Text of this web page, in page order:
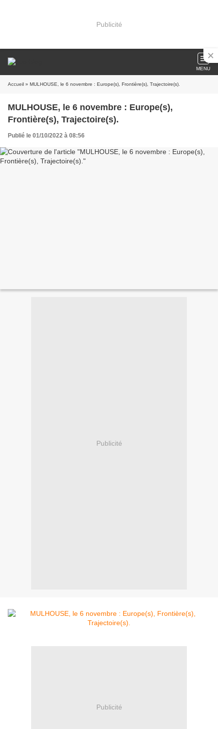
Publicité
MENU
Accueil » MULHOUSE, le 6 novembre : Europe(s), Frontière(s), Trajectoire(s).
MULHOUSE, le 6 novembre : Europe(s),
Frontière(s), Trajectoire(s).
Publié le 01/10/2022 à 08:56
Publicité
Publicité